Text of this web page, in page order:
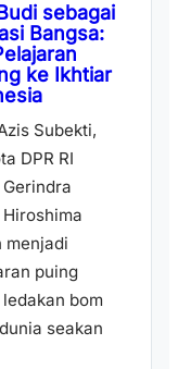
sebagai
Bangsa:
ke Ikhtiar
Subekti,
DPR RI
Hiroshima
menjadi
puing
bom
seakan